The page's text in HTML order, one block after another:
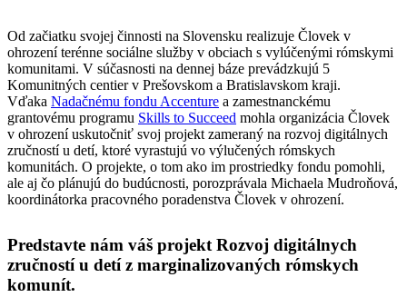
Od začiatku svojej činnosti na Slovensku realizuje Človek v
ohrození terénne sociálne služby v obciach s vylúčenými rómskymi
komunitami. V súčasnosti na dennej báze prevádzkujú 5
Komunitných centier v Prešovskom a Bratislavskom kraji.
Vďaka Nadačnému fondu Accenture a zamestnanckému
grantovému programu Skills to Succeed mohla organizácia Človek
v ohrození uskutočniť svoj projekt zameraný na rozvoj digitálnych
zručností u detí, ktoré vyrastujú vo výlučených rómskych
komunitách. O projekte, o tom ako im prostriedky fondu pomohli,
ale aj čo plánujú do budúcnosti, porozprávala Michaela Mudroňová,
koordinátorka pracovného poradenstva Človek v ohrození.
Predstavte nám váš projekt Rozvoj digitálnych
zručností u detí z marginalizovaných rómskych
komunít.